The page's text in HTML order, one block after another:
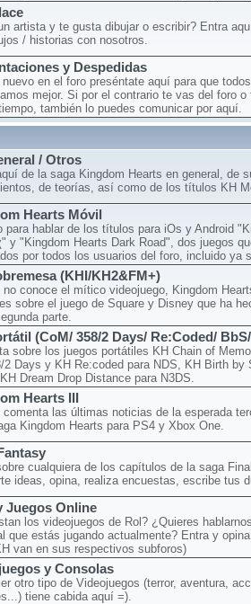
artista y te gusta dibujar o escribir? Entra
/ historias con nosotros.
y Despedidas
en el foro preséntate aquí para que
mejor. Si por el contrario te vas del foro o
también lo puedes comunicar por aquí.
/ Otros
de la saga Kingdom Hearts en general, de
de teorías, así como de los títulos KH
Hearts Móvil
para hablar de los títulos para iOs y Android
y "Kingdom Hearts Dark Road", dos juegos
por todos los usuarios del foro, incluido ya
(KHI/KH2&FM+)
no conoce el mítico videojuego, Kingdom
sobre el juego de Square y Disney que ha
parte.
(CoM/ 358/2 Days/ Re:Coded/
sobre los juegos portátiles KH Chain of
2 Days y KH Re:coded para NDS, KH Birth by
Dream Drop Distance para N3DS.
Hearts III
comenta las últimas noticias de la esperada
Kingdom Hearts para PS4 y Xbox One.
cualquiera de los capítulos de la saga
ideas, opina, realiza encuestas, escribe tus
Juegos Online
los videojuegos de Rol? ¿Quieres
que estás jugando actualmente? Entra y
van en sus respectivos subforos)
y Consolas
otro tipo de Videojuegos (terror, aventura,
tiene cabida aquí =).